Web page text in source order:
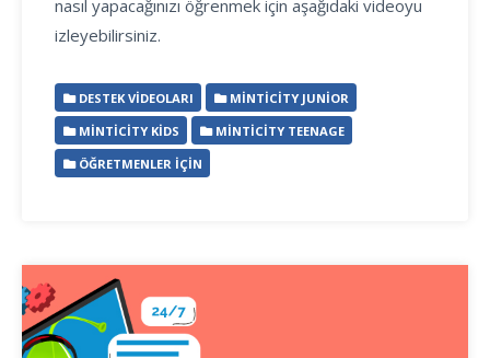
nasıl yapacağınızı öğrenmek için aşağıdaki videoyu
izleyebilirsiniz.
DESTEK VIDEOLARI
MINTICITY JUNIOR
MINTICITY KIDS
MINTICITY TEENAGE
ÖĞRETMENLER İÇIN